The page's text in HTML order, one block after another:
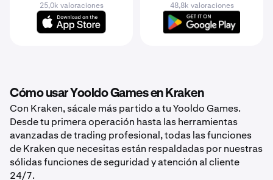
25,0k valoraciones 48,8k valoraciones
Cómo usar Yooldo Games en Kraken
Con Kraken, sácale más partido a tu Yooldo Games.
Desde tu primera operación hasta las herramientas
avanzadas de trading profesional, todas las funciones
de Kraken que necesitas están respaldadas por nuestras
sólidas funciones de seguridad y atención al cliente
24/7.